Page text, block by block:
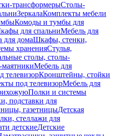
трансформерыСтолы-
ЗеркалаКомплекты мебели
Комоды и тумбы для
для спальниМебель для
для домаШкафы, стенки,
храненияСтулья,
столы, столы-
маятникиМебель для
телевизорКронштейны, стойки
под телевизорМебель для
Полки и системы
подставки для
газетницыДетская
стеллажи для
детскиеДетские